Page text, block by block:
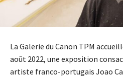
La Galerie du Canon TPM
août 2022, une exposition
artiste franco-portugais Joao